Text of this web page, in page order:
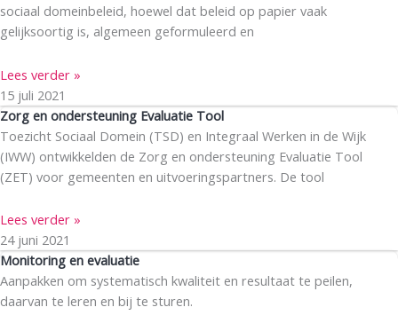
sociaal domeinbeleid, hoewel dat beleid op papier vaak
gelijksoortig is, algemeen geformuleerd en
Lees verder »
15 juli 2021
Zorg en ondersteuning Evaluatie Tool
Toezicht Sociaal Domein (TSD) en Integraal Werken in de Wijk
(IWW) ontwikkelden de Zorg en ondersteuning Evaluatie Tool
(ZET) voor gemeenten en uitvoeringspartners. De tool
Lees verder »
24 juni 2021
Monitoring en evaluatie
Aanpakken om systematisch kwaliteit en resultaat te peilen,
daarvan te leren en bij te sturen.